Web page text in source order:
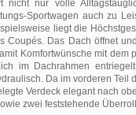
nicht nur volle
Sportwagen auch zu
liegt die
Coupés. Das Dach öffnet
Komfortwünsche mit dem
im Dachrahmen
Da im vorderen Teil
Verdeck elegant nach
zwei feststehende